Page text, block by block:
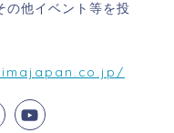
の他イベント等を投